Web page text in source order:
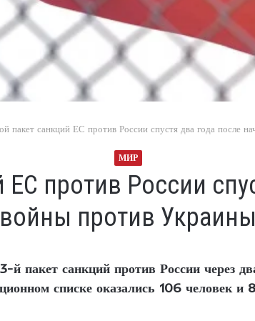
пакет санкций ЕС против России спустя два года после
МИР
против России
войны против Украины
пакет санкций против России через
списке оказались 106 человек